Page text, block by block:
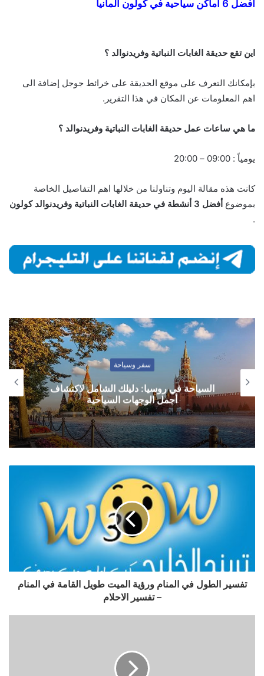
افضل 6 اماكن سياحية في كولون المانيا
اين تقع حديقة الغابات النباتية وفريدنوالد ؟
بإمكانك التعرف على موقع الحديقة على خرائط جوجل إضافة الى
اهم المعلومات عن المكان في هذا التقرير.
ما هي ساعات عمل حديقة الغابات النباتية وفريدنوالد ؟
يومياً : 09:00 – 20:00
كانت هذه مقالة اليوم وتناولنا من خلالها اهم التفاصيل الخاصة
بموضوع أفضل 3 أنشطة في حديقة الغابات النباتية وفريدنوالد كولون
.
سفر وسياحة
السياحة في روسيا: دليلك الشامل لاكتشاف
أجمل الوجهات السياحية
تفسير الطول في المنام ورؤية الميت طويل القامة في المنام
– تفسير الاحلام